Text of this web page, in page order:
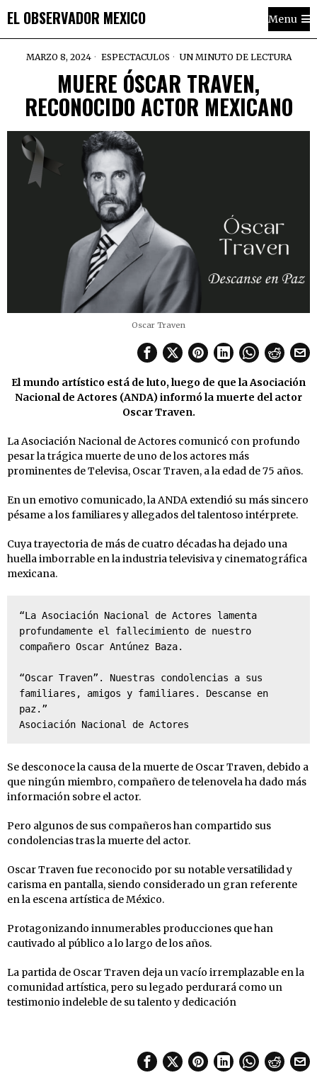
EL OBSERVADOR MEXICO Menu
MARZO 8, 2024 ESPECTACULOS UN MINUTO DE LECTURA
MUERE ÓSCAR TRAVEN,
RECONOCIDO ACTOR MEXICANO
Oscar Traven
El mundo artístico está de luto, luego de que la Asociación
Nacional de Actores (ANDA) informó la muerte del actor
Oscar Traven.
La Asociación Nacional de Actores comunicó con profundo
pesar la trágica muerte de uno de los actores más
prominentes de Televisa, Oscar Traven, a la edad de 75 años.
En un emotivo comunicado, la ANDA extendió su más sincero
pésame a los familiares y allegados del talentoso intérprete.
Cuya trayectoria de más de cuatro décadas ha dejado una
huella imborrable en la industria televisiva y cinematográfica
mexicana.
“La Asociación Nacional de Actores lamenta
profundamente el fallecimiento de nuestro
compañero Oscar Antúnez Baza.
“Oscar Traven”. Nuestras condolencias a sus
familiares, amigos y familiares. Descanse en
paz.”
Asociación Nacional de Actores
Se desconoce la causa de la muerte de Oscar Traven, debido a
que ningún miembro, compañero de telenovela ha dado más
información sobre el actor.
Pero algunos de sus compañeros han compartido sus
condolencias tras la muerte del actor.
Oscar Traven fue reconocido por su notable versatilidad y
carisma en pantalla, siendo considerado un gran referente
en la escena artística de México.
Protagonizando innumerables producciones que han
cautivado al público a lo largo de los años.
La partida de Oscar Traven deja un vacío irremplazable en la
comunidad artística, pero su legado perdurará como un
testimonio indeleble de su talento y dedicación